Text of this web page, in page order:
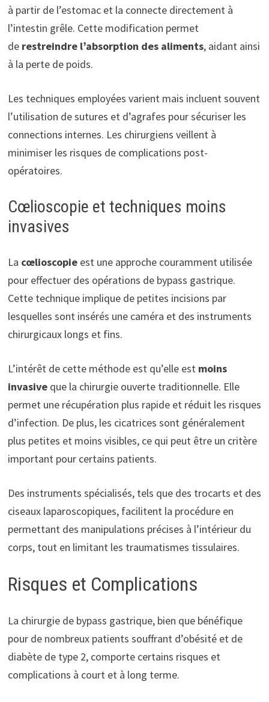
à partir de l’estomac et la connecte directement à
l’intestin grêle. Cette modification permet
de restreindre l’absorption des aliments, aidant ainsi
à la perte de poids.
Les techniques employées varient mais incluent souvent
l’utilisation de sutures et d’agrafes pour sécuriser les
connections internes. Les chirurgiens veillent à
minimiser les risques de complications post-
opératoires.
Cœlioscopie et techniques moins
invasives
La cœlioscopieest une approche couramment utilisée
pour effectuer des opérations de bypass gastrique.
Cette technique implique de petites incisions par
lesquelles sont insérés une caméra et des instruments
chirurgicaux longs et fins.
L’intérêt de cette méthode est qu’elle est moins
invasiveque la chirurgie ouverte traditionnelle. Elle
permet une récupération plus rapide et réduit les risques
d’infection. De plus, les cicatrices sont généralement
plus petites et moins visibles, ce qui peut être un critère
important pour certains patients.
Des instruments spécialisés, tels que des trocarts et des
ciseaux laparoscopiques, facilitent la procédure en
permettant des manipulations précises à l’intérieur du
corps, tout en limitant les traumatismes tissulaires.
Risques et Complications
La chirurgie de bypass gastrique, bien que bénéfique
pour de nombreux patients souffrant d’obésité et de
diabète de type 2, comporte certains risques et
complications à court et à long terme.